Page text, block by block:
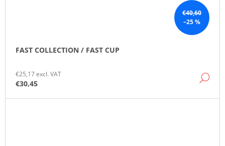
€40,60
–25 %
FAST COLLECTION / FAST CUP
€25,17 excl. VAT
€30,45